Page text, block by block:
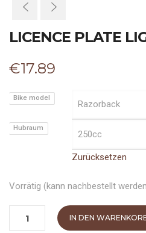
LICENCE PLATE
€17.89
Bike model
Hubraum
Zurücksetzen
Vorrätig (kann nachbestellt
IN DEN